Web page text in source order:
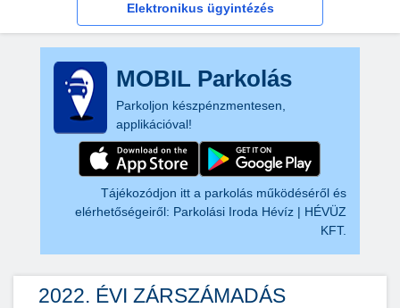
Elektronikus ügyintézés
MOBIL Parkolás
Parkoljon készpénzmentesen,
applikációval!
Tájékozódjon itt a parkolás működéséről és
elérhetőségeiről: Parkolási Iroda Hévíz | HÉVÜZ
KFT.
2022. ÉVI ZÁRSZÁMADÁS